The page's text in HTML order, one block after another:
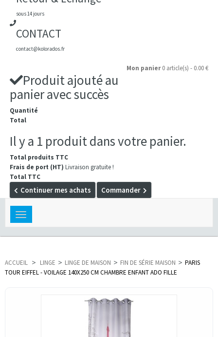
sous 14 jours
CONTACT
contact@kolorados.fr
Mon panier 0 article(s) - 0.00 €
Produit ajouté au
panier avec succès
Quantité
Total
Il y a 1 produit dans votre panier.
Total produits TTC
Frais de port (HT) Livraison gratuite !
Total TTC
Continuer mes achats Commander
Toggle
navigation
ACCUEIL > LINGE > LINGE DE MAISON > FIN DE SÉRIE MAISON > PARIS
TOUR EIFFEL - VOILAGE 140X250 CM CHAMBRE ENFANT ADO FILLE